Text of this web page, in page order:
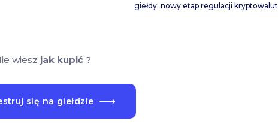
giełdy: nowy etap regulacji kryptowalut
wiesz jak kupić?
się na giełdzie